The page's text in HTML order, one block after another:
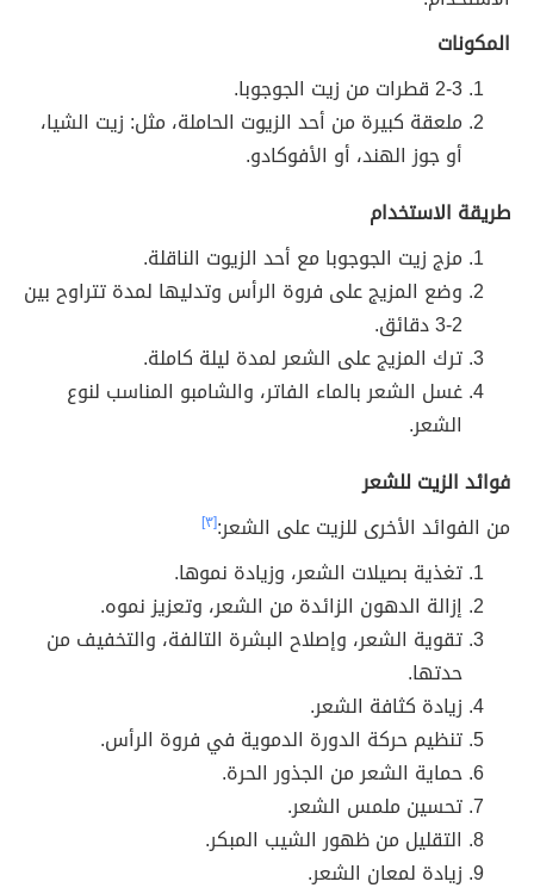
المكونات
2-3 قطرات من زيت الجوجوبا.
ملعقة كبيرة من أحد الزيوت الحاملة، مثل: زيت الشيا،
أو جوز الهند، أو الأفوكادو.
طريقة الاستخدام
مزج زيت الجوجوبا مع أحد الزيوت الناقلة.
وضع المزيج على فروة الرأس وتدليها لمدة تتراوح بين
2-3 دقائق.
ترك المزيج على الشعر لمدة ليلة كاملة.
غسل الشعر بالماء الفاتر، والشامبو المناسب لنوع
الشعر.
فوائد الزيت للشعر
من الفوائد الأخرى للزيت على الشعر:[٣]
تغذية بصيلات الشعر، وزيادة نموها.
إزالة الدهون الزائدة من الشعر، وتعزيز نموه.
تقوية الشعر، وإصلاح البشرة التالفة، والتخفيف من
حدتها.
زيادة كثافة الشعر.
تنظيم حركة الدورة الدموية في فروة الرأس.
حماية الشعر من الجذور الحرة.
تحسين ملمس الشعر.
التقليل من ظهور الشيب المبكر.
زيادة لمعان الشعر.